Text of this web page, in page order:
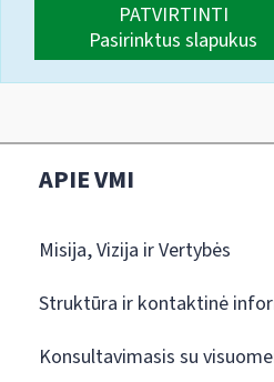
PATVIRTINTI
Pasirinktus slapukus
APIE VMI
Misija, Vizija ir Vertybės
Struktūra ir kontaktinė
Konsultavimasis su